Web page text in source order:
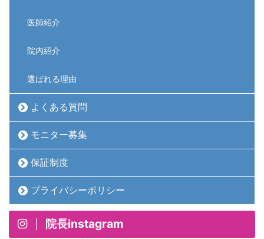
医師紹介
院内紹介
選ばれる理由
よくある質問
モニター募集
保証制度
プライバシーポリシー
院長instagram